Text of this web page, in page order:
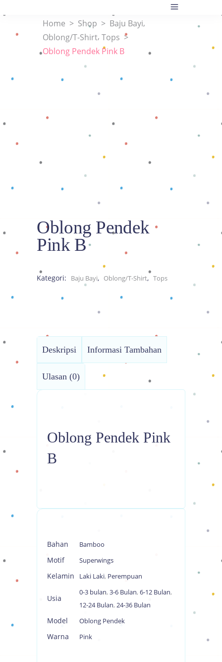
Home > Shop > Baju Bayi,
Oblong/T-Shirt, Tops >
Oblong Pendek Pink B
Oblong Pendek
Pink B
Kategori: Baju Bayi, Oblong/T-Shirt, Tops
Deskripsi Informasi Tambahan
Ulasan (0)
Oblong Pendek Pink
B
Bahan Bamboo
Motif Superwings
Kelamin Laki Laki, Perempuan
Usia
0-3 bulan, 3-6 Bulan, 6-12 Bulan,
12-24 Bulan, 24-36 Bulan
Model Oblong Pendek
Warna Pink